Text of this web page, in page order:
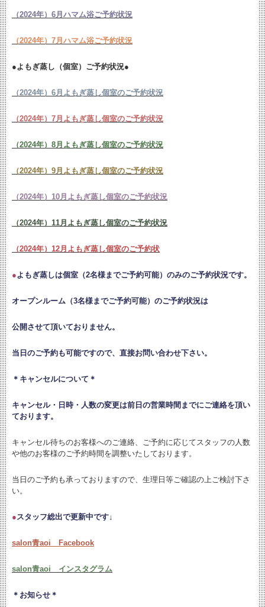
（2024年）6月ハマム浴ご予約状況
（2024年）7月ハマム浴ご予約状況
●よもぎ蒸し（個室）ご予約状況●
（2024年）6月よもぎ蒸し個室のご予約状況
（2024年）7月よもぎ蒸し個室のご予約状況
（2024年）8月よもぎ蒸し個室のご予約状況
（2024年）9月よもぎ蒸し個室のご予約状況
（2024年）10月よもぎ蒸し個室のご予約状況
（2024年）11月よもぎ蒸し個室のご予約状況
（2024年）12月よもぎ蒸し個室のご予約状
●よもぎ蒸しは個室（2名様までご予約可能）のみのご予約状況です。
オープンルーム（3名様までご予約可能）のご予約状況は
公開させて頂いておりません。
当日のご予約も可能ですので、直接お問い合わせ下さい。
＊キャンセルについて＊
キャンセル・日時・人数の変更は前日の営業時間までにご連絡を頂い
ております。
キャンセル待ちのお客様へのご連絡、ご予約に応じてスタッフの人数
や他のお客様のご予約時間を調整いたしております。
当日のご予約も承っておりますので、生理日等ご確認の上ご検討下さ
い。
●スタッフ総出で更新中です↓
salon青aoi Facebook
salon青aoi インスタグラム
＊お知らせ＊